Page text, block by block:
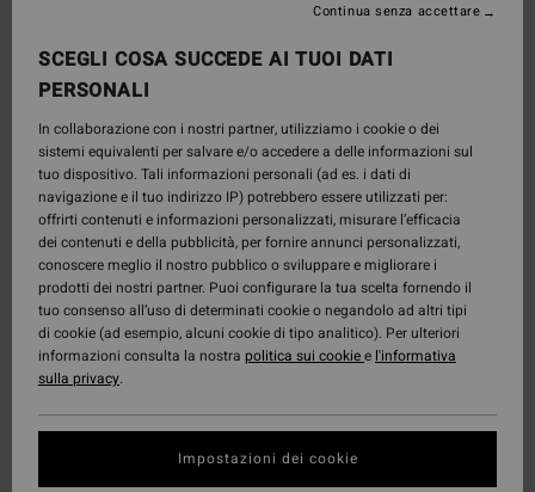
SCEGLI COSA SUCCEDE AI TUOI DATI
PERSONALI
In collaborazione con i nostri partner, utilizziamo i cookie o dei
sistemi equivalenti per salvare e/o accedere a delle informazioni sul
tuo dispositivo. Tali informazioni personali (ad es. i dati di
navigazione e il tuo indirizzo IP) potrebbero essere utilizzati per:
offrirti contenuti e informazioni personalizzati, misurare l’efficacia
dei contenuti e della pubblicità, per fornire annunci personalizzati,
conoscere meglio il nostro pubblico o sviluppare e migliorare i
prodotti dei nostri partner. Puoi configurare la tua scelta fornendo il
tuo consenso all’uso di determinati cookie o negandolo ad altri tipi
di cookie (ad esempio, alcuni cookie di tipo analitico). Per ulteriori
informazioni consulta la nostra politica sui cookiee l'informativa
sulla privacy.
Impostazioni dei cookie
Continua senza accettare